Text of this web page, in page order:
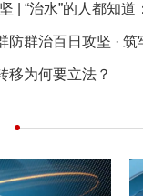
| “治水”的人都知道
防群治百日攻坚 · 筑
移为何要立法？